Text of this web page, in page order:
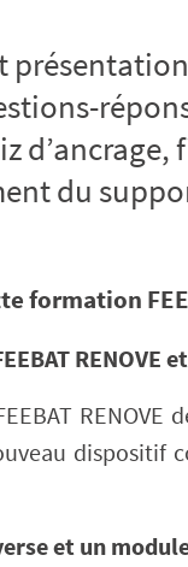
du
formation
RENOVE et
dispositif
et un